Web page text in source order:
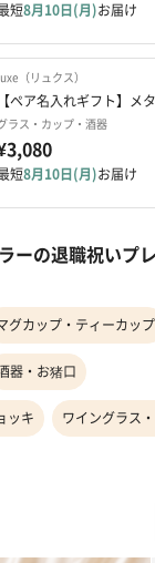
短8月10日(月)お届け
（リュクス）
【ペア名入れギフト】メ
ラス・カップ・酒器
短8月10日(月)お届け
ーの退職祝いプ
グカップ・ティーカップ
器・お猪口
ッキ ワイングラス